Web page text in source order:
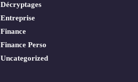
Décryptages
Entreprise
Finance
Finance Perso
Uncategorized